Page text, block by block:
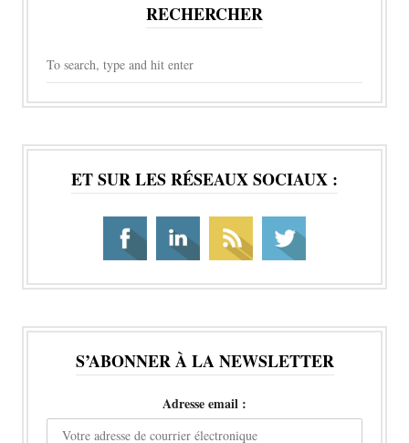
RECHERCHER
ET SUR LES RÉSEAUX SOCIAUX :
S’ABONNER À LA NEWSLETTER
Adresse email :